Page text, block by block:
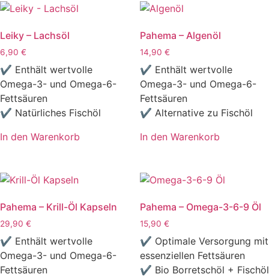
Leiky – Lachsöl
6,90 €
✔ Enthält wertvolle
Omega-3- und Omega-6-
Fettsäuren
✔ Natürliches Fischöl
In den Warenkorb
Pahema – Algenöl
14,90 €
✔ Enthält wertvolle
Omega-3- und Omega-6-
Fettsäuren
✔ Alternative zu Fischöl
In den Warenkorb
Pahema – Krill-Öl Kapseln
29,90 €
✔ Enthält wertvolle
Omega-3- und Omega-6-
Fettsäuren
Pahema – Omega-3-6-9 Öl
15,90 €
✔ Optimale Versorgung mit
essenziellen Fettsäuren
✔ Bio Borretschöl + Fischöl